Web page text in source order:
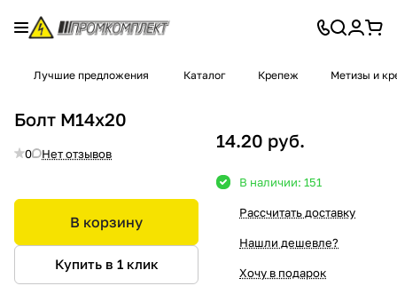
Лучшие предложения Каталог Крепеж Метизы и
Болт М14x20
0 Нет отзывов
В корзину
Купить в 1 клик
14.20 руб.
В наличии: 151
Рассчитать доставку
Нашли дешевле?
Хочу в подарок